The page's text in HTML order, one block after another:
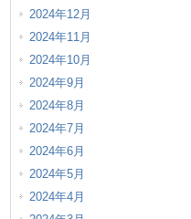
2024年12月
2024年11月
2024年10月
2024年9月
2024年8月
2024年7月
2024年6月
2024年5月
2024年4月